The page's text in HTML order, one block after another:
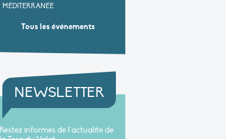
MÉDITERRANÉE
Tous les événements
NEWSLETTER
Restez informés de l’actualité de